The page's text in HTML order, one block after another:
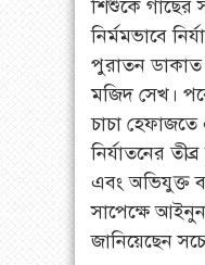
শিশুকে গাছের
নির্মমভাবে
পুরাতন
মজিদ সেখ।
চাচা
নির্যাতনের
এবং অভিযুক্ত
সাপেক্ষে
জানিয়েছেন